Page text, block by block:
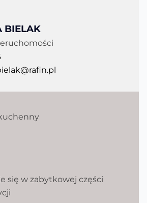
BIELAK
się w zabytkowej części